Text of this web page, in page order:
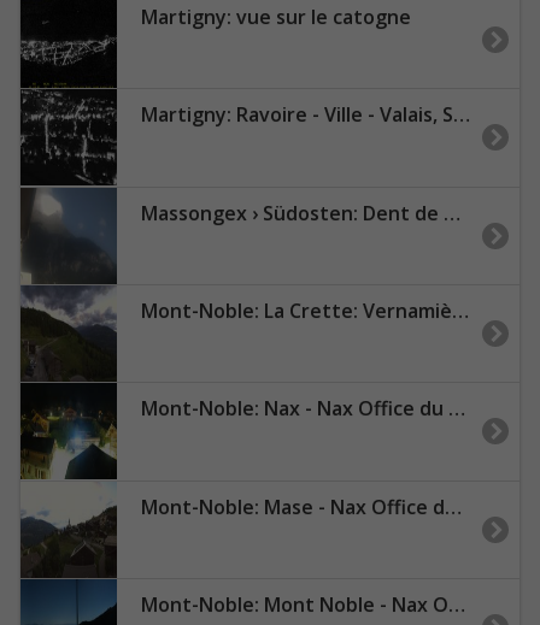
Martigny: vue sur le catogne
Martigny: Ravoire - Ville - Valais, Suisse
Massongex › Südosten: Dent de Morcles
Mont-Noble: La Crette: Vernamiège Village - Nax Office du Tourisme
Mont-Noble: Nax - Nax Office du Tourisme
Mont-Noble: Mase - Nax Office de Tourisme
Mont-Noble: Mont Noble - Nax Office de Tourisme